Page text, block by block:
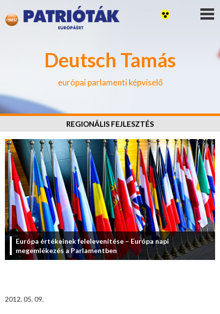
Deutsch Tamás
európai parlamenti képviselő
REGIONÁLIS FEJLESZTÉS
Európa értékeinek felelevenítése – Európa napi
megemlékezés a Parlamentben
2012. 05. 09.